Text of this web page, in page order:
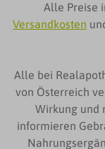
Alle Preise
Versandkosten
Alle bei
von Österreich
Wirkung und
informieren